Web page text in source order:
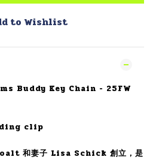
to Wishlist
Buddy Key Chain - 25FW
clip
和妻子 Lisa Schick 創立，是